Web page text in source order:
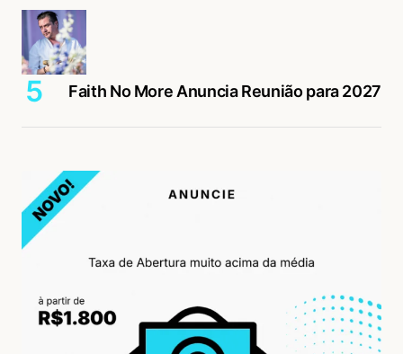
Faith No More Anuncia Reunião para 2027